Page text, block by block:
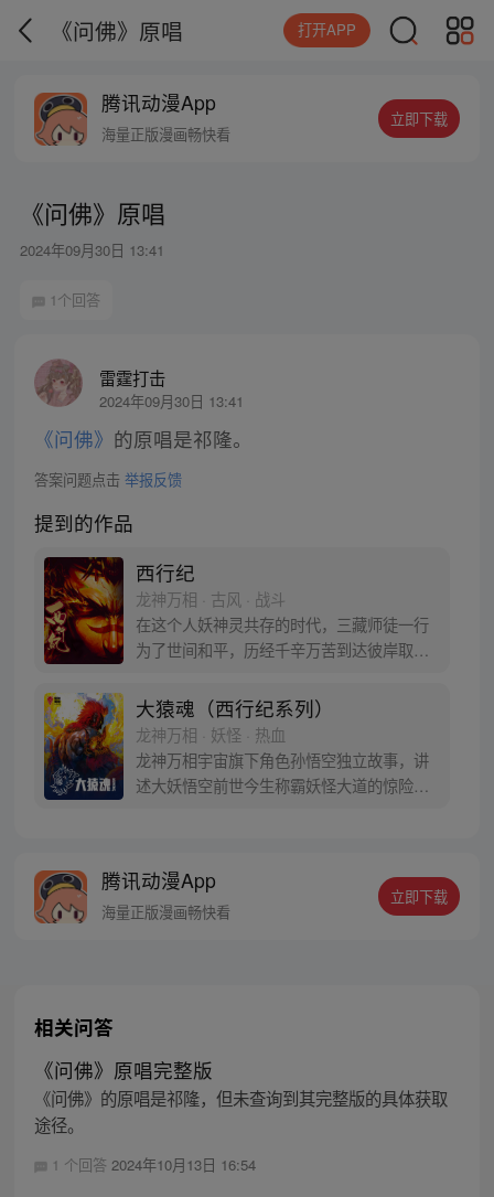
《问佛》原唱 打开APP
腾讯动漫App
海量正版漫画畅快看
立即下载
《问佛》原唱
2024年09月30日 13:41
1个回答
雷霆打击
2024年09月30日 13:41
《问佛》 的原唱是祁隆。
答案问题点击 举报反馈
提到的作品
西行纪
龙神万相 · 古风 · 战斗
在这个人妖神灵共存的时代，三藏师徒一行
为了世间和平，历经千辛万苦到达彼岸取
变得美好….随着阴谋慢慢揭露，暗魂四起,
为了让“永恒之火”重新归位，小狼妖白狼不
辞万难，找到唐三藏大法师，和他一起重新
寻回徒弟们，组成全新“西行小队”，再度踏
上西行之旅……
大猿魂（西行纪系列）
龙神万相 · 妖怪 · 热血
龙神万相宇宙旗下角色孙悟空独立故事，讲
述大妖悟空前世今生称霸妖怪大道的惊险历
人…六十年后，他再次破石而出，背负着守
护族人的希望和信念打败了妖怪大道的霸
腾讯动漫App
海量正版漫画畅快看
立即下载
相关问答
《问佛》原唱完整版
《问佛》的原唱是祁隆，但未查询到其完整版的具体获取
途径。
1 个回答 2024年10月13日 16:54